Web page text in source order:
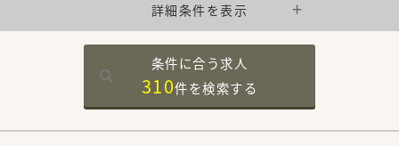
詳細条件を表示
条件に合う求人
310件を検索する